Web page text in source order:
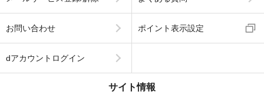
お問い合わせ ポイント表示設定
dアカウントログイン
サイト情報